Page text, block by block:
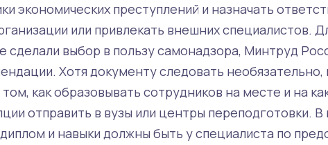
экономических преступлений и назначать
или привлекать внешних специалистов.
сделали выбор в пользу самонадзора, Минтруд
Хотя документу следовать
как образовывать сотрудников на месте и на
отправить в вузы или центры переподготовки.
и навыки должны быть у специалиста по